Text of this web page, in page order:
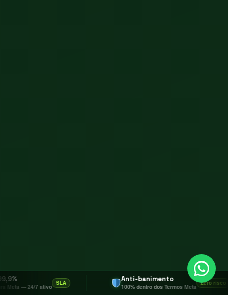
SLA Anti-banimento
100% dentro dos Termos Meta Zero risco